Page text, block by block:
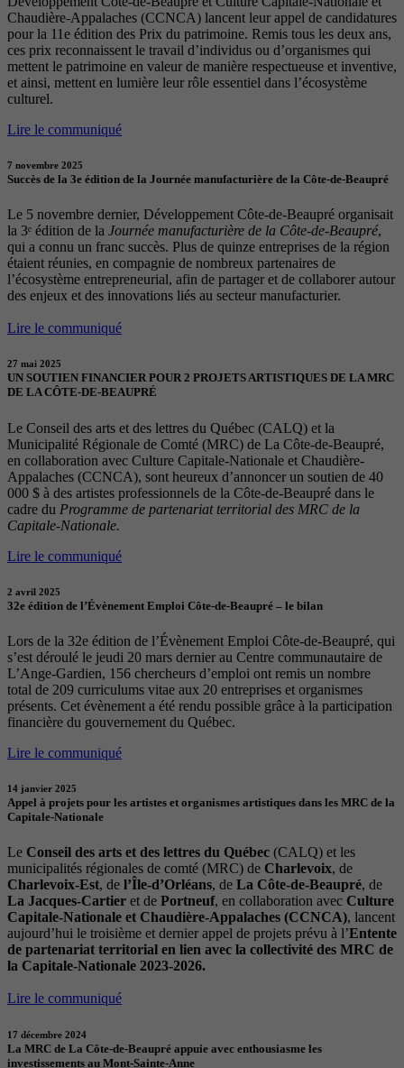
Chaudière-Appalaches (CCNCA) lancent leur appel de candidatures
pour la 11e édition des Prix du patrimoine. Remis tous les deux ans,
ces prix reconnaissent le travail d’individus ou d’organismes qui
mettent le patrimoine en valeur de manière respectueuse et inventive,
et ainsi, mettent en lumière leur rôle essentiel dans l’écosystème
culturel.
Lire le communiqué
7 novembre 2025
Succès de la 3e édition de la Journée manufacturière de la Côte-de-Beaupré
Le 5 novembre dernier, Développement Côte-de-Beaupré organisait
la 3ᵉ édition de la Journée manufacturière de la Côte-de-Beaupré,
qui a connu un franc succès. Plus de quinze entreprises de la région
étaient réunies, en compagnie de nombreux partenaires de
l’écosystème entrepreneurial, afin de partager et de collaborer autour
des enjeux et des innovations liés au secteur manufacturier.
Lire le communiqué
27 mai 2025
UN SOUTIEN FINANCIER POUR 2 PROJETS ARTISTIQUES DE LA MRC
DE LA CÔTE-DE-BEAUPRÉ
Le Conseil des arts et des lettres du Québec (CALQ) et la
Municipalité Régionale de Comté (MRC) de La Côte-de-Beaupré,
en collaboration avec Culture Capitale-Nationale et Chaudière-
Appalaches (CCNCA), sont heureux d’annoncer un soutien de 40
000 $ à des artistes professionnels de la Côte-de-Beaupré dans le
cadre du Programme de partenariat territorial des MRC de la
Capitale-Nationale.
Lire le communiqué
2 avril 2025
32e édition de l’Évènement Emploi Côte-de-Beaupré – le bilan
Lors de la 32e édition de l’Évènement Emploi Côte-de-Beaupré, qui
s’est déroulé le jeudi 20 mars dernier au Centre communautaire de
L’Ange-Gardien, 156 chercheurs d’emploi ont remis un nombre
total de 209 curriculums vitae aux 20 entreprises et organismes
présents. Cet évènement a été rendu possible grâce à la participation
financière du gouvernement du Québec.
Lire le communiqué
14 janvier 2025
Appel à projets pour les artistes et organismes artistiques dans les MRC de la
Capitale-Nationale
Le Conseil des arts et des lettres du Québec (CALQ) et les
municipalités régionales de comté (MRC) de Charlevoix, de
Charlevoix-Est, de l’Île-d’Orléans, de La Côte-de-Beaupré, de
La Jacques-Cartier et de Portneuf, en collaboration avec Culture
Capitale-Nationale et Chaudière-Appalaches (CCNCA), lancent
aujourd’hui le troisième et dernier appel de projets prévu à l’Entente
de partenariat territorial en lien avec la collectivité des MRC de
la Capitale-Nationale 2023-2026.
Lire le communiqué
17 décembre 2024
La MRC de La Côte-de-Beaupré appuie avec enthousiasme les
investissements au Mont-Sainte-Anne